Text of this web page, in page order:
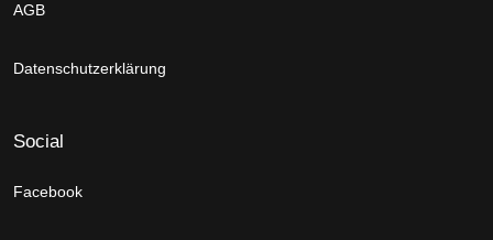
AGB
Datenschutzerklärung
Social
Facebook